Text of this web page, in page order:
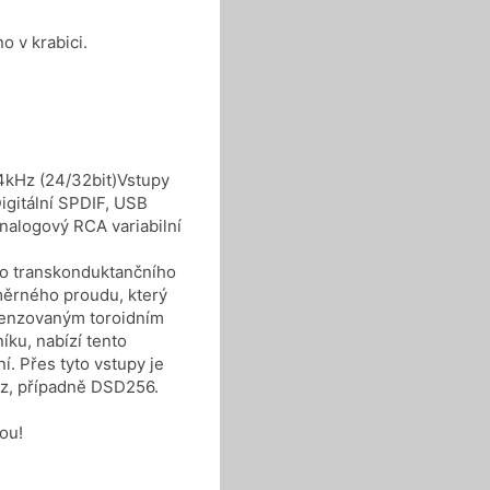
v krabici.
(24/32bit)Vstupy
SPDIF, USB
RCA variabilní
transkonduktančního
proudu, který
toroidním
nabízí tento
Přes tyto vstupy je
případně DSD256.